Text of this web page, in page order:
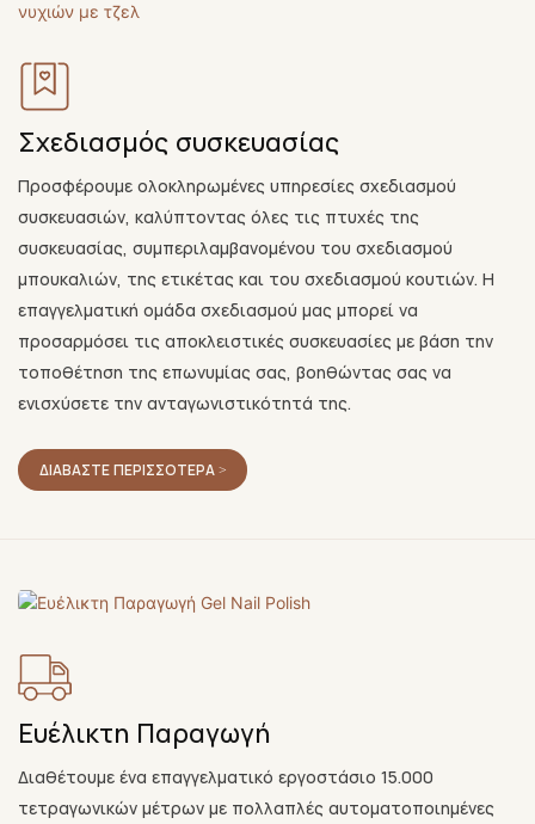
Σχεδιασμός συσκευασίας
Προσφέρουμε ολοκληρωμένες υπηρεσίες σχεδιασμού
συσκευασιών, καλύπτοντας όλες τις πτυχές της
συσκευασίας, συμπεριλαμβανομένου του σχεδιασμού
μπουκαλιών, της ετικέτας και του σχεδιασμού κουτιών. Η
επαγγελματική ομάδα σχεδιασμού μας μπορεί να
προσαρμόσει τις αποκλειστικές συσκευασίες με βάση την
τοποθέτηση της επωνυμίας σας, βοηθώντας σας να
ενισχύσετε την ανταγωνιστικότητά της.
ΔΙΑΒΆΣΤΕ ΠΕΡΙΣΣΌΤΕΡΑ >
Ευέλικτη Παραγωγή
Διαθέτουμε ένα επαγγελματικό εργοστάσιο 15.000
τετραγωνικών μέτρων με πολλαπλές αυτοματοποιημένες